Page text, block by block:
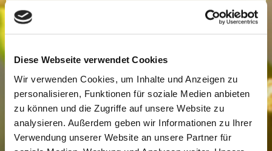
Diese Webseite verwendet Cookies
Wir verwenden Cookies, um Inhalte und Anzeigen zu
personalisieren, Funktionen für soziale Medien anbieten
zu können und die Zugriffe auf unsere Website zu
analysieren. Außerdem geben wir Informationen zu Ihrer
Verwendung unserer Website an unsere Partner für
Für alle, die sich gerne in der Natur bewegen, bieten wir
erfahren auch mehr über die Arbeit des Winzers direkt am
Personen bieten wir Weinwanderungen an, die wie folgt
aussehen könnten:
Ablauf:
Treffpunkt: unsere Weinstube